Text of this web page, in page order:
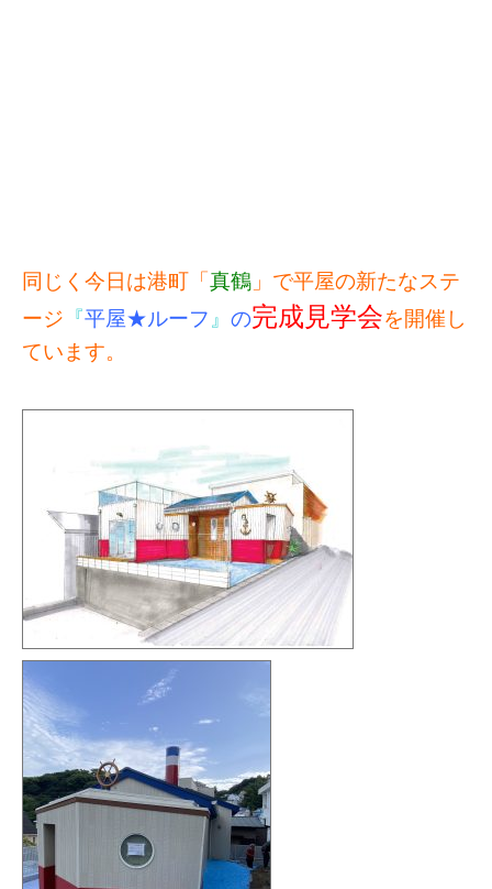
同じく今日は港町「 真鶴 」で平屋の新たなステ
ージ 『平屋★ルーフ 』 の完成見学会を開催し
ています。